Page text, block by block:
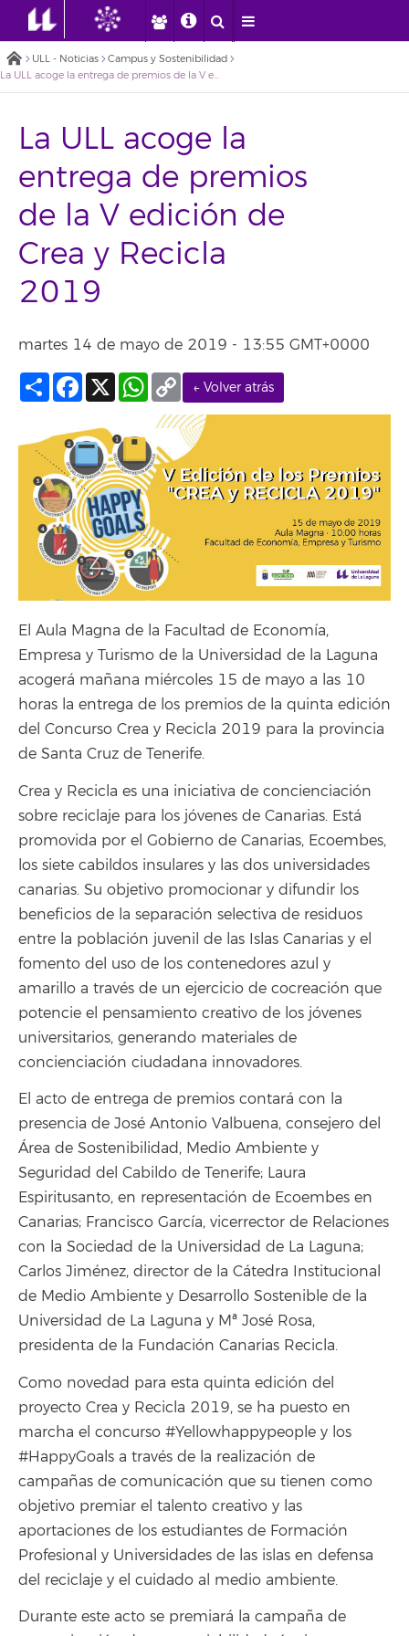
ULL - Noticias
Campus y Sostenibilidad
La ULL acoge la entrega de premios de la V edición de Crea y Recicla 2019
La ULL acoge la
entrega de premios
de la V edición de
Crea y Recicla
2019
martes 14 de mayo de 2019 - 13:55 GMT+0000
← Volver atrás
Compartir
Facebook
X WhatsApp
Copy
Link
El Aula Magna de la Facultad de Economía,
Empresa y Turismo de la Universidad de la Laguna
acogerá mañana miércoles 15 de mayo a las 10
horas la entrega de los premios de la quinta edición
del Concurso Crea y Recicla 2019 para la provincia
de Santa Cruz de Tenerife.
Crea y Recicla es una iniciativa de concienciación
sobre reciclaje para los jóvenes de Canarias. Está
promovida por el Gobierno de Canarias, Ecoembes,
los siete cabildos insulares y las dos universidades
canarias. Su objetivo promocionar y difundir los
beneficios de la separación selectiva de residuos
entre la población juvenil de las Islas Canarias y el
fomento del uso de los contenedores azul y
amarillo a través de un ejercicio de cocreación que
potencie el pensamiento creativo de los jóvenes
universitarios, generando materiales de
concienciación ciudadana innovadores.
El acto de entrega de premios contará con la
presencia de José Antonio Valbuena, consejero del
Área de Sostenibilidad, Medio Ambiente y
Seguridad del Cabildo de Tenerife; Laura
Espiritusanto, en representación de Ecoembes en
Canarias; Francisco García, vicerrector de Relaciones
con la Sociedad de la Universidad de La Laguna;
Carlos Jiménez, director de la Cátedra Institucional
de Medio Ambiente y Desarrollo Sostenible de la
Universidad de La Laguna y Mª José Rosa,
presidenta de la Fundación Canarias Recicla.
Como novedad para esta quinta edición del
proyecto Crea y Recicla 2019, se ha puesto en
marcha el concurso #Yellowhappypeople y los
#HappyGoals a través de la realización de
campañas de comunicación que su tienen como
objetivo premiar el talento creativo y las
aportaciones de los estudiantes de Formación
Profesional y Universidades de las islas en defensa
del reciclaje y el cuidado al medio ambiente.
Durante este acto se premiará la campaña de